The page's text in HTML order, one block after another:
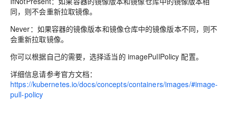
同，则不会重新拉取镜像。
Never：如果容器的镜像版本和镜像仓库中的镜像版本不同，则不
会重新拉取镜像。
你可以根据自己的需要，选择适当的 imagePullPolicy 配置。
详细信息请参考官方文档：
https://kubernetes.io/docs/concepts/containers/images/#image-
pull-policy